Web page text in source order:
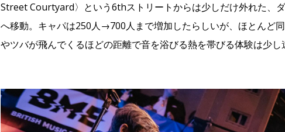
Street Courtyard〉という6thストリートからは少しだけ外れた、
へ移動。キャパは250人→700人まで増加したらしいが、ほとんど
やツバが飛んでくるほどの距離で音を浴びる熱を帯びる体験は少し